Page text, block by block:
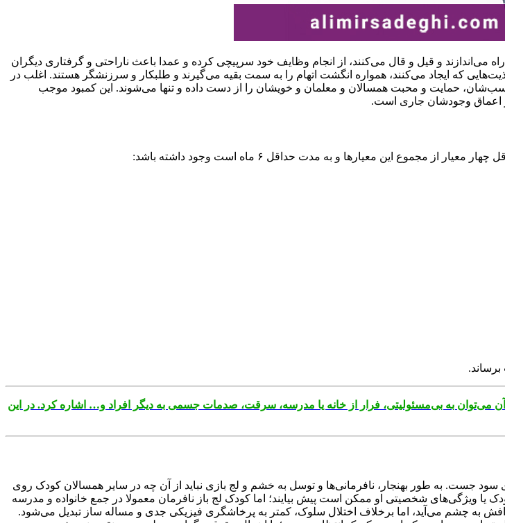
راه می‌اندازند و قیل و قال می‌کنند، از انجام وظایف خود سرپیچی کرده و عمدا باعث ناراحتی و گرفتاری دیگران
که ایجاد می‌کنند، همواره انگشت اتهام را به سمت بقیه می‌گیرند و طلبکار و سرزنشگر هستند. اغلب در
حمایت و محبت همسالان و معلمان و خویشان را از دست داده و تنها می‌شوند. این کمبود موجب
اعماق وجودشان جاری است.
این معیارها و به مدت حداقل ۶ ماه است وجود داشته باشد:
می‌توان به بی‌مسئولیتی، فرار از خانه یا مدرسه، سرقت، صدمات جسمی به دیگر افراد و… اشاره کرد. در این
سود جست. به طور بهنجار، نافرمانی‌ها و توسل به خشم و لج بازی نباید از آن چه در سایر همسالان کودک روی
یا ویژگی‌های شخصیتی او ممکن است پیش بیایند؛ اما کودک لج باز نافرمان معمولا در جمع خانواده و مدرسه
به چشم می‌آید، اما برخلاف اختلال سلوک، کمتر به پرخاشگری فیزیکی جدی و مساله ساز تبدیل می‌شود.